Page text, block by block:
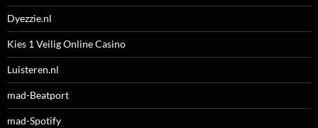
Dyezzie.nl
Kies 1 Veilig Online Casino
Luisteren.nl
mad-Beatport
mad-Spotify